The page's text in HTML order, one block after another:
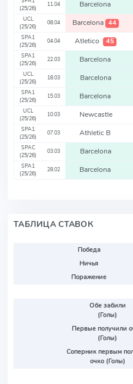
(25/26)
11.04 Barcelona
UCL
(25/26)
08.04 Barcelona 44
SPA1
(25/26)
04.04 Atletico 45
SPA1
(25/26)
22.03 Barcelona
UCL
(25/26)
18.03 Barcelona
SPA1
(25/26)
15.03 Barcelona
UCL
(25/26)
10.03 Newcastle
SPA1
(25/26)
07.03 Athletic B
SPAC
(25/26)
03.03 Barcelona
SPA1
(25/26)
28.02 Barcelona
ТАБЛИЦА СТАВОК
Победа
Ничья
Поражение
Обе забили
(Голы)
Первые получили
(Голы)
Соперник первым
очко (Голы)